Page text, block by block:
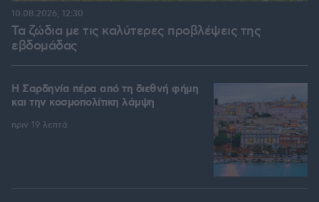
Τα ζώδια με τις καλύτερες προβλέψεις της
εβδομάδας
10.08.2026, 12:30
Η Σαρδηνία πέρα από τη διεθνή φήμη
και την κοσμοπολίτικη λάμψη
πριν 19 λεπτά